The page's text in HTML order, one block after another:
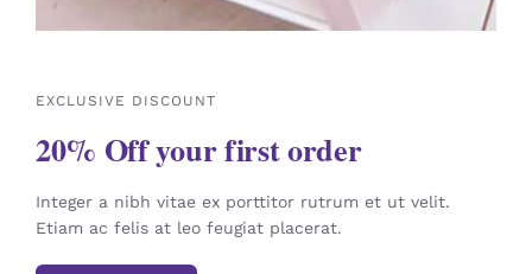
EXCLUSIVE DISCOUNT
20% Off your first order
Integer a nibh vitae ex porttitor rutrum et ut velit.
Etiam ac felis at leo feugiat placerat.